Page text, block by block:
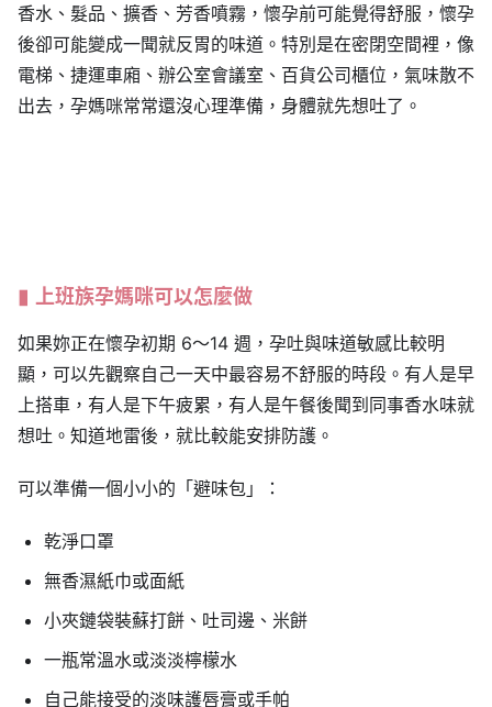
香水、髮品、擴香、芳香噴霧，懷孕前可能覺得舒服，懷孕
後卻可能變成一聞就反胃的味道。特別是在密閉空間裡，像
電梯、捷運車廂、辦公室會議室、百貨公司櫃位，氣味散不
出去，孕媽咪常常還沒心理準備，身體就先想吐了。
上班族孕媽咪可以怎麼做
如果妳正在懷孕初期 6～14 週，孕吐與味道敏感比較明
顯，可以先觀察自己一天中最容易不舒服的時段。有人是早
上搭車，有人是下午疲累，有人是午餐後聞到同事香水味就
想吐。知道地雷後，就比較能安排防護。
可以準備一個小小的「避味包」：
乾淨口罩
無香濕紙巾或面紙
小夾鏈袋裝蘇打餅、吐司邊、米餅
一瓶常溫水或淡淡檸檬水
自己能接受的淡味護唇膏或手帕